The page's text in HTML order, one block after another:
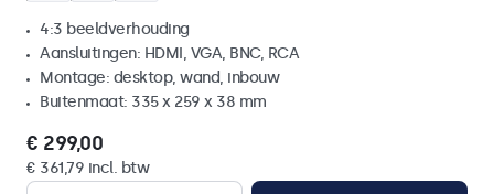
4:3 beeldverhouding
Aansluitingen: HDMI, VGA, BNC, RCA
Montage: desktop, wand, inbouw
Buitenmaat: 335 x 259 x 38 mm
€ 299,00
€ 361,79 incl. btw